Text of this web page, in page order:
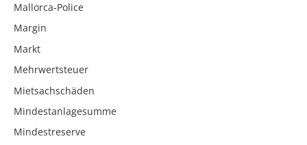
Mallorca-Police
Margin
Markt
Mehrwertsteuer
Mietsachschäden
Mindestanlagesumme
Mindestreserve